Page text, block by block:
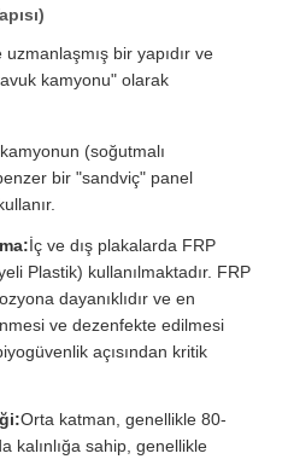
bir yapıdır ve
kamyonu" olarak
(soğutmalı
bir "sandviç" panel
İç ve dış plakalarda FRP
Plastik) kullanılmaktadır. FRP
dayanıklıdır ve en
ve dezenfekte edilmesi
açısından kritik
Orta katman, genellikle 80-
kalınlığa sahip, genellikle